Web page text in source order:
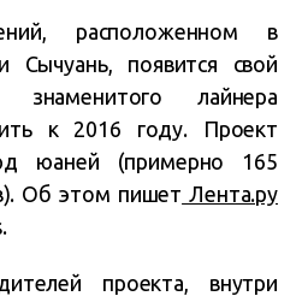
расположенном в
Сычуань, появится свой
знаменитого лайнера
к 2016 году. Проект
юаней (примерно 165
Об этом пишет Лента.ру
проекта, внутри